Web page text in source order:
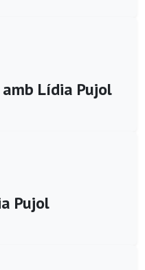
Lídia Pujol
Pujol